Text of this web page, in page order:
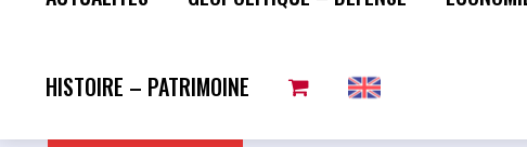
HISTOIRE – PATRIMOINE